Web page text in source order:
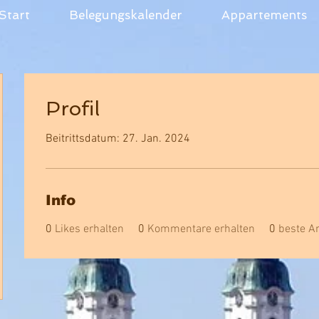
Start Belegungskalender Appartements
Profil
Beitrittsdatum: 27. Jan. 2024
Info
0 Likes erhalten 0 Kommentare erhalten 0 beste